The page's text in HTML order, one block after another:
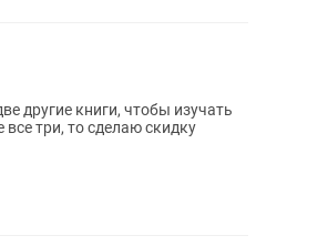
другие книги, чтобы изучать
все три, то сделаю скидку